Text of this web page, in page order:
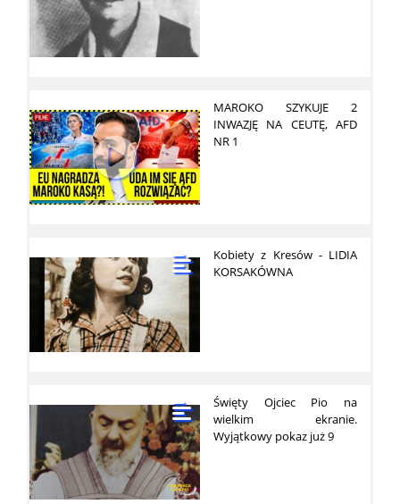
MAROKO SZYKUJE 2
INWAZJĘ NA CEUTĘ, AFD
NR 1
Kobiety z Kresów - LIDIA
KORSAKÓWNA
Święty Ojciec Pio na
wielkim ekranie.
Wyjątkowy pokaz już 9